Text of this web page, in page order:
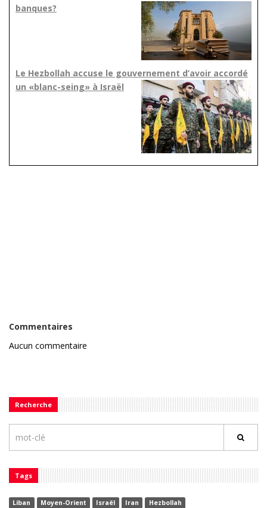
banques?
Le Hezbollah accuse le gouvernement d’avoir accordé
un «blanc-seing» à Israël
Commentaires
Aucun commentaire
Recherche
Tags
Liban Moyen-Orient Israël Iran Hezbollah